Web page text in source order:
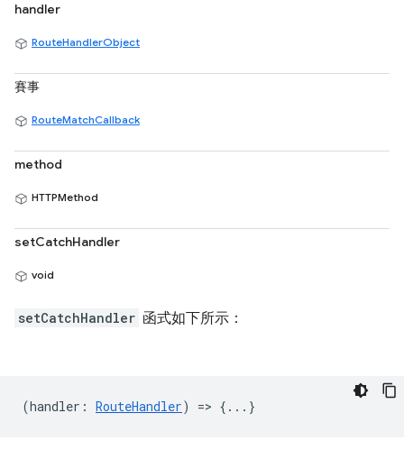
handler
RouteHandlerObject
賽事
RouteMatchCallback
method
HTTPMethod
setCatchHandler
void
setCatchHandler 函式如下所示：
(handler : RouteHandler) => {...}